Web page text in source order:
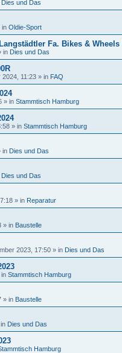
Dies und Das
in Oldie-Sport
Fa. Bikes &
in Dies und Das
2024, 11:23 » in FAQ
» in Stammtisch Hamburg
» in Stammtisch Hamburg
in Dies und Das
Dies und Das
» in Reparatur
» in Baustelle
2023, 17:50 » in Dies und Das
in Stammtisch Hamburg
» in Baustelle
Dies und Das
Hamburg